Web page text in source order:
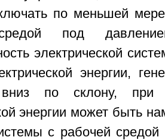
по меньшей
под
электрической
энергии,
по склону, при
энергии может быть
с рабочей средой